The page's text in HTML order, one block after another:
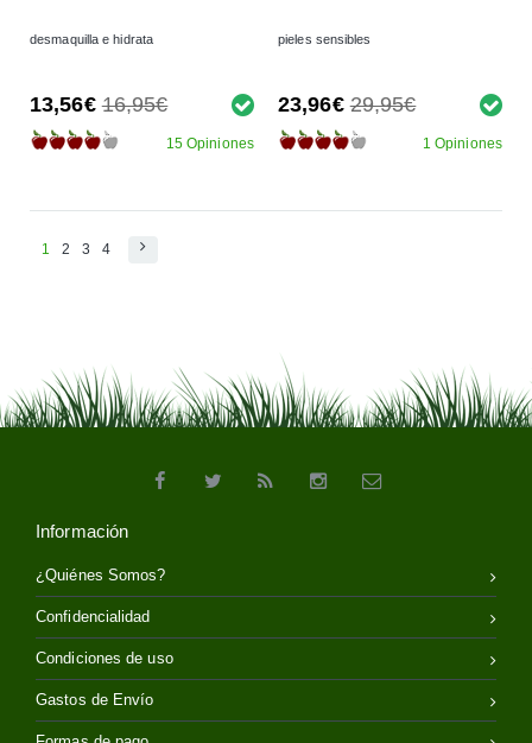
desmaquilla e hidrata
13,56€ 16,95€
15 Opiniones
pieles sensibles
23,96€ 29,95€
1 Opiniones
1 2 3 4
Información
¿Quiénes Somos?
Confidencialidad
Condiciones de uso
Gastos de Envío